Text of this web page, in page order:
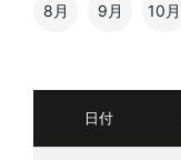
8月 9月 10月
日付